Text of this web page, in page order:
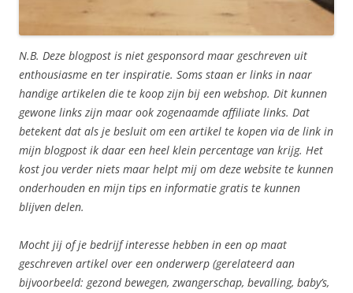
N.B. Deze blogpost is niet gesponsord maar geschreven uit
enthousiasme en ter inspiratie. Soms staan er links in naar
handige artikelen die te koop zijn bij een webshop. Dit kunnen
gewone links zijn maar ook zogenaamde affiliate links. Dat
betekent dat als je besluit om een artikel te kopen via de link in
mijn blogpost ik daar een heel klein percentage van krijg. Het
kost jou verder niets maar helpt mij om deze website te kunnen
onderhouden en mijn tips en informatie gratis te kunnen
blijven delen.
Mocht jij of je bedrijf interesse hebben in een op maat
geschreven artikel over een onderwerp (gerelateerd aan
bijvoorbeeld: gezond bewegen, zwangerschap, bevalling, baby’s,